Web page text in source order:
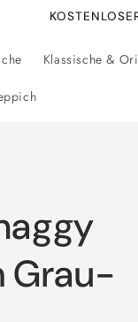
Klassische &
Grau-